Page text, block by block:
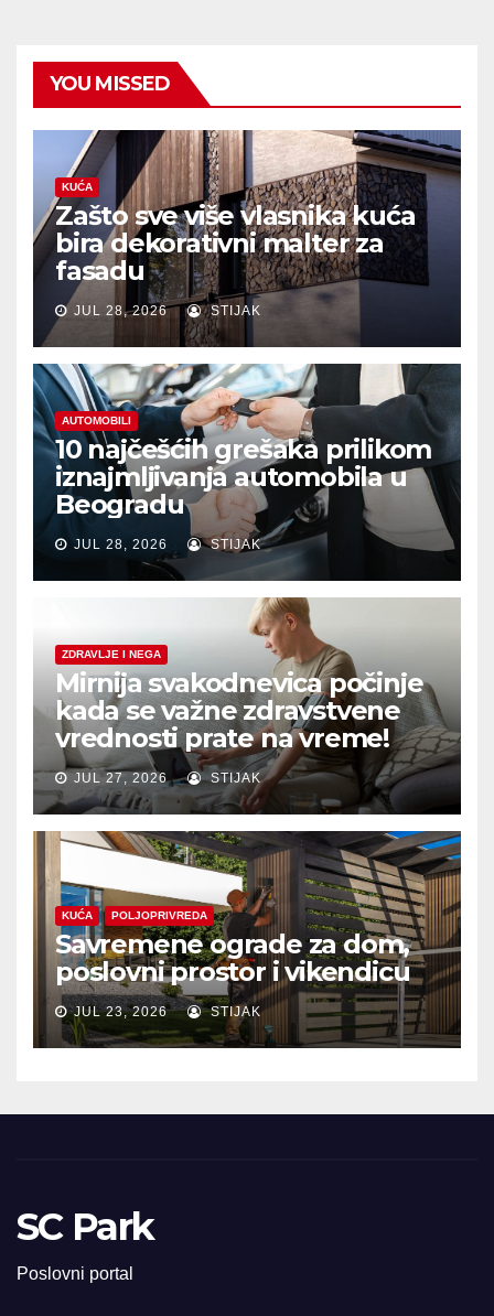
YOU MISSED
KUĆA
Zašto sve više vlasnika kuća
bira dekorativni malter za
fasadu
JUL 28, 2026 STIJAK
AUTOMOBILI
10 najčešćih grešaka prilikom
iznajmljivanja automobila u
Beogradu
JUL 28, 2026 STIJAK
ZDRAVLJE I NEGA
Mirnija svakodnevica počinje
kada se važne zdravstvene
vrednosti prate na vreme!
JUL 27, 2026 STIJAK
KUĆA POLJOPRIVREDA
Savremene ograde za dom,
poslovni prostor i vikendicu
JUL 23, 2026 STIJAK
SC Park
Poslovni portal